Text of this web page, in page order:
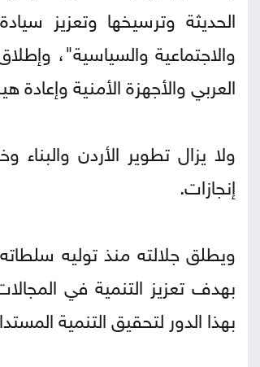
الحديثة وترسيخها وتعزيز
والاجتماعية والسياسية"،
العربي والأجهزة الأمنية وإعادة
ولا يزال تطوير الأردن والبناء
إنجازات.
ويطلق جلالته منذ توليه سلطاته
بهدف تعزيز التنمية في
بهذا الدور لتحقيق التنمية